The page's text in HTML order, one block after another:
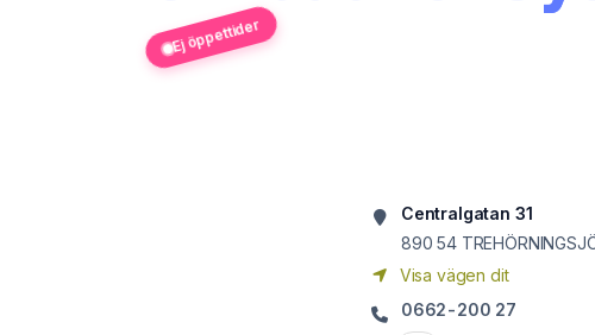
Ej öppettider
Centralgatan 31
890 54
Visa vägen dit
0662-200 27